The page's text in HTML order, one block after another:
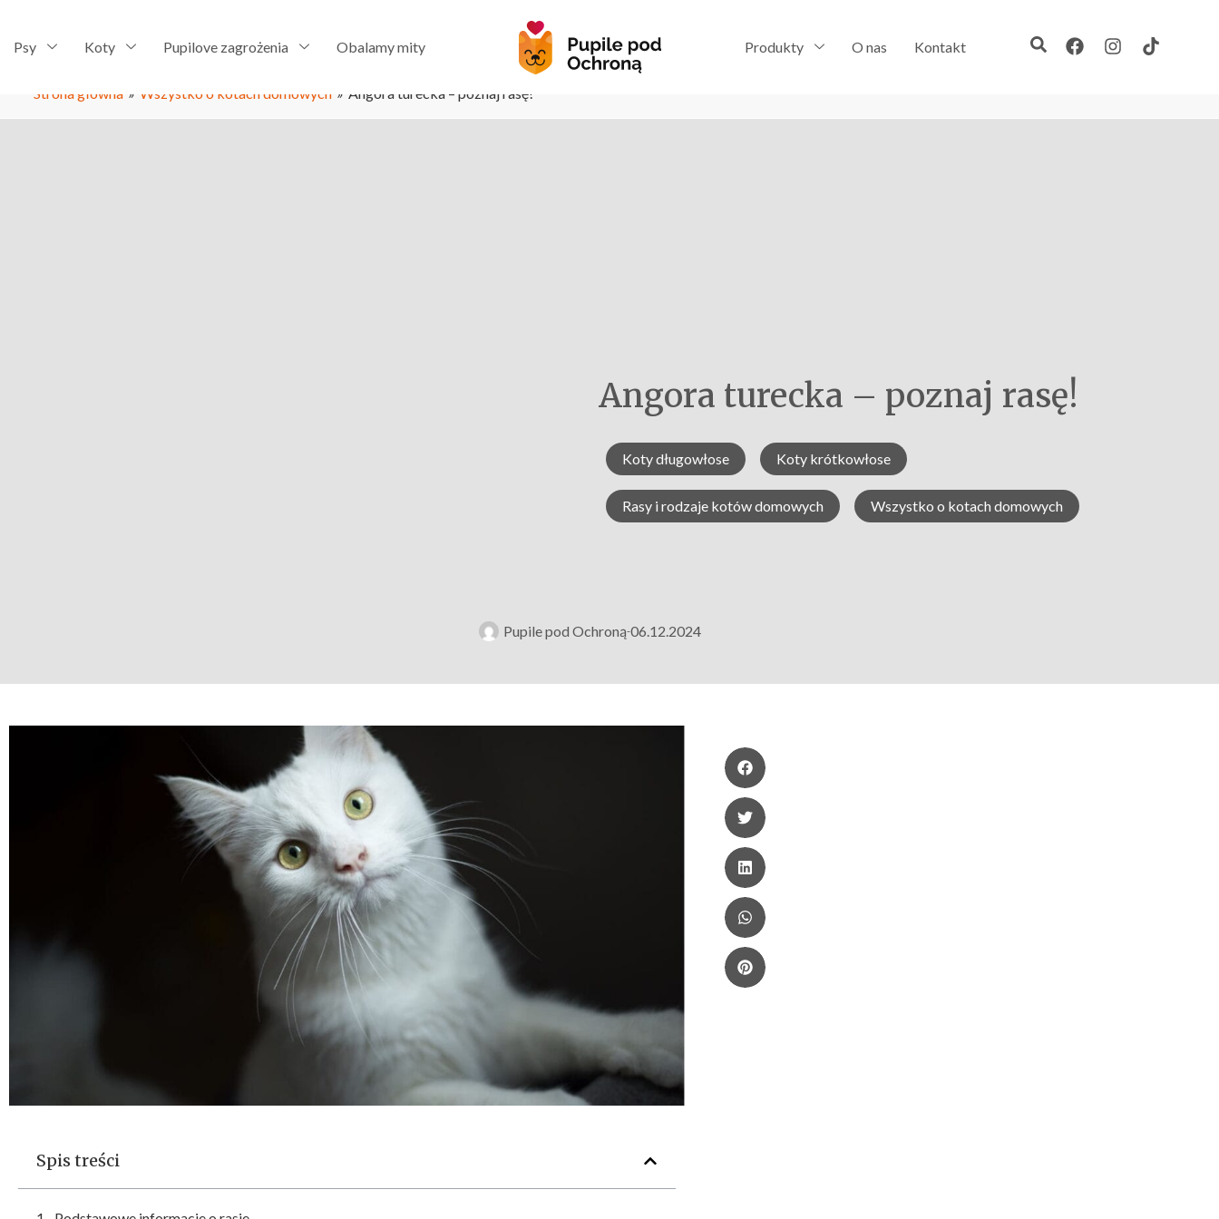
Psy Koty Pupilove zagrożenia Obalamy mity Produkty O nas Kontakt
Strona główna » Wszystko o kotach domowych » Angora turecka – poznaj rasę!
Angora turecka – poznaj rasę!
Koty długowłose Koty krótkowłose
Rasy i rodzaje kotów domowych Wszystko o kotach domowych
Pupile pod Ochroną 06.12.2024
Spis treści